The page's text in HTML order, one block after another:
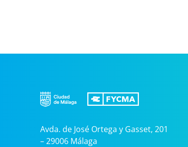
Avda. de José Ortega y Gasset, 201
– 29006 Málaga